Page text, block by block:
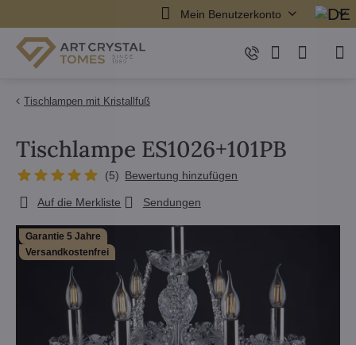
Mein Benutzerkonto
Tischlampen mit Kristallfuß
Garantie 5 Jahre
Versandkostenfrei
Tischlampe ES1026+101PB
(5) Bewertung hinzufügen
Auf die Merkliste Sendungen